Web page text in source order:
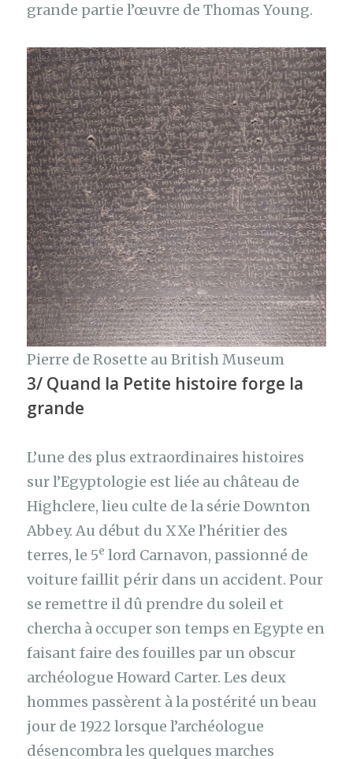
grande partie l’œuvre de Thomas Young.
Pierre de Rosette au British Museum
3/ Quand la Petite histoire forge la
grande
L’une des plus extraordinaires histoires
sur l’Egyptologie est liée au château de
Highclere, lieu culte de la série Downton
Abbey. Au début du XXe l’héritier des
terres, le 5e lord Carnavon, passionné de
voiture faillit périr dans un accident. Pour
se remettre il dû prendre du soleil et
chercha à occuper son temps en Egypte en
faisant faire des fouilles par un obscur
archéologue Howard Carter. Les deux
hommes passèrent à la postérité un beau
jour de 1922 lorsque l’archéologue
désencombra les quelques marches